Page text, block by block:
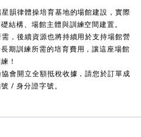
韻律體操培育基地的場館建設，實際
結構、場館主體與訓練空間建置。
，後續資源也將持續用於支持場館營
期訓練所需的培育費用，讓這座場館
！
會開立全額抵稅收據，請您於訂單成
/ 身分證字號。